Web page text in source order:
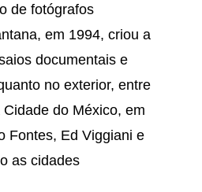
de fotógrafos
em 1994, criou a
documentais e
no exterior, entre
do México, em
Fontes, Ed Viggiani e
as cidades